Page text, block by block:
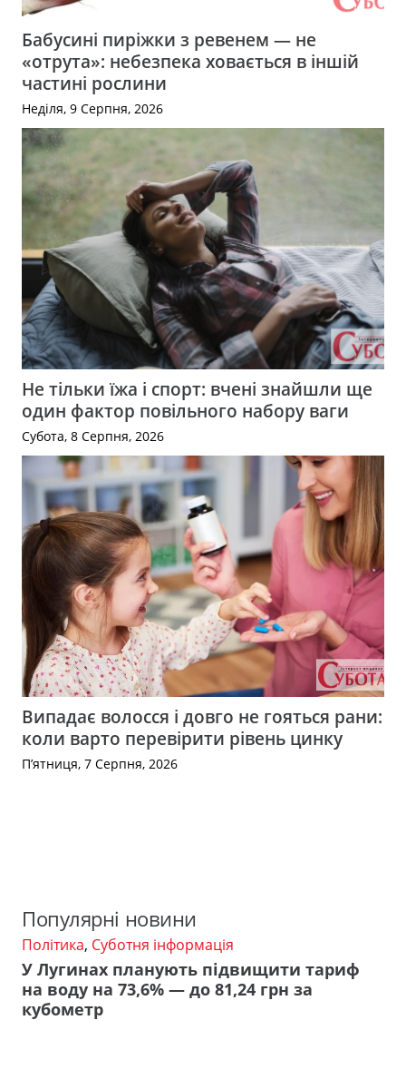
Бабусині пиріжки з ревенем — не
«отрута»: небезпека ховається в іншій
частині рослини
Неділя, 9 Серпня, 2026
Не тільки їжа і спорт: вчені знайшли ще
один фактор повільного набору ваги
Субота, 8 Серпня, 2026
Випадає волосся і довго не гояться рани:
коли варто перевірити рівень цинку
П’ятниця, 7 Серпня, 2026
Популярні новини
Політика, Суботня інформація
У Лугинах планують підвищити тариф
на воду на 73,6% — до 81,24 грн за
кубометр